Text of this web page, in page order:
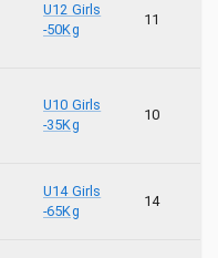
U12 Girls
-50Kg
11
U10 Girls
-35Kg
10
U14 Girls
-65Kg
14